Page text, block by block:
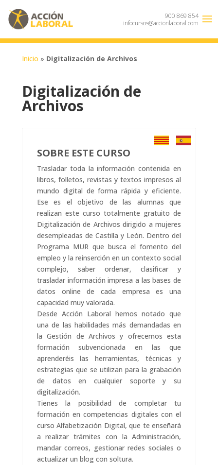
900 869 854
infocursos@accionlaboral.com
Inicio » Digitalización de Archivos
Digitalización de
Archivos
SOBRE ESTE CURSO
Trasladar toda la información contenida en
libros, folletos, revistas y textos impresos al
mundo digital de forma rápida y eficiente.
Ese es el objetivo de las alumnas que
realizan este curso totalmente gratuito de
Digitalización de Archivos dirigido a mujeres
desempleadas de Castilla y León. Dentro del
Programa MUR que busca el fomento del
empleo y la reinserción en un contexto social
complejo, saber ordenar, clasificar y
trasladar información impresa a las bases de
datos online de cada empresa es una
capacidad muy valorada.
Desde Acción Laboral hemos notado que
una de las habilidades más demandadas en
la Gestión de Archivos y ofrecemos esta
formación subvencionada en las que
aprenderéis las herramientas, técnicas y
estrategias que se utilizan para la grabación
de datos en cualquier soporte y su
digitalización.
Tienes la posibilidad de completar tu
formación en competencias digitales con el
curso Alfabetización Digital, que te enseñará
a realizar trámites con la Administración,
mandar correos, gestionar redes sociales o
actualizar un blog con soltura.